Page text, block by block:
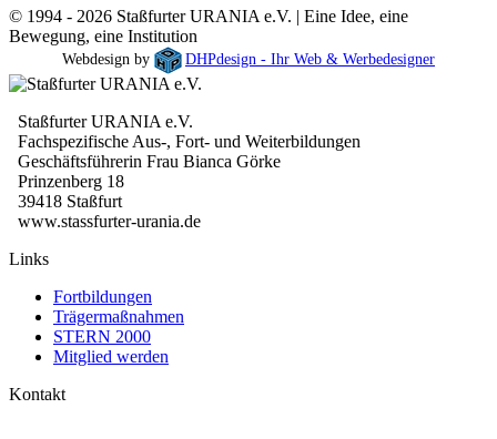
© 1994 - 2026 Staßfurter URANIA e.V. | Eine Idee, eine
Bewegung, eine Institution
Webdesign by DHPdesign - Ihr Web & Werbedesigner
Staßfurter URANIA e.V.
Fachspezifische Aus-, Fort- und Weiterbildungen
Geschäftsführerin Frau Bianca Görke
Prinzenberg 18
39418 Staßfurt
www.stassfurter-urania.de
Links
Fortbildungen
Trägermaßnahmen
STERN 2000
Mitglied werden
Kontakt